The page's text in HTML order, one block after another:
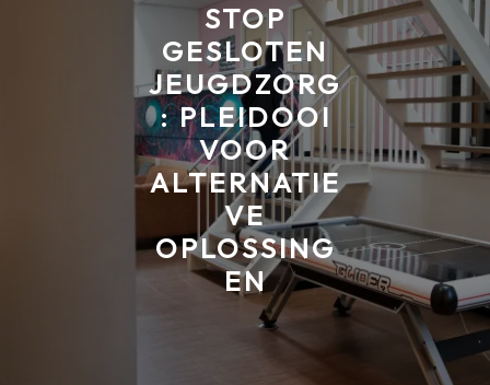
STOP
GESLOTEN
JEUGDZORG
: PLEIDOOI
VOOR
ALTERNATIE
VE
OPLOSSING
EN